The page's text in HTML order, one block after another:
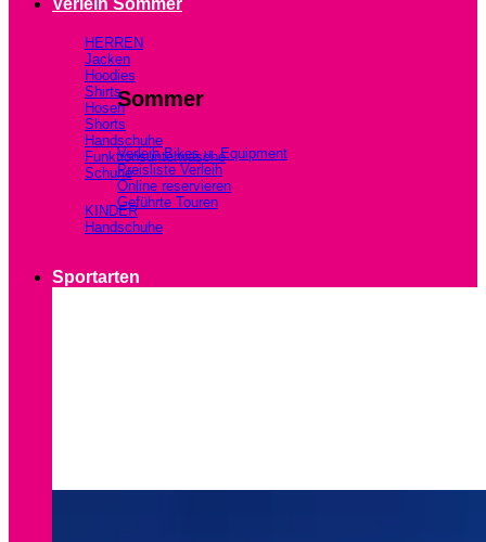
Verleih Sommer
Sommer
Verleih Bikes u. Equipment
Preisliste Verleih
Online reservieren
Geführte Touren
HERREN
Jacken
Hoodies
Shirts
Hosen
Shorts
Handschuhe
Funktionsunterwäsche
Schuhe
KINDER
Handschuhe
Sportarten